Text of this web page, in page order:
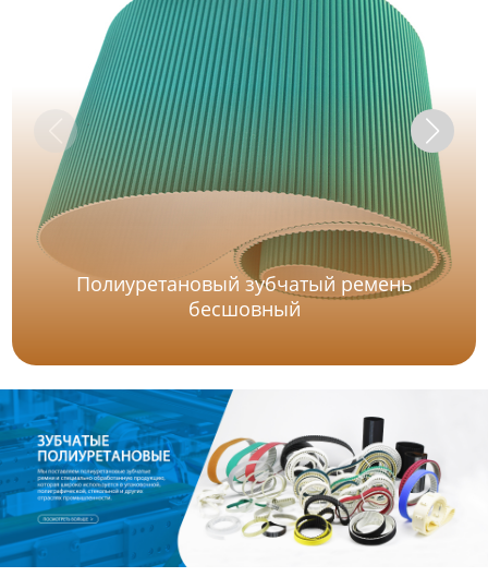
Полиуретановый зубчатый ремень
бесшовный